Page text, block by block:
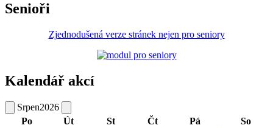
Senioři
Zjednodušená verze stránek nejen pro seniory
Kalendář akcí
Srpen2026
Po
Út St Čt Pá So